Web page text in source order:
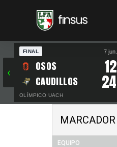
‹
FINAL 7 jun.
OSOS 12
CAUDILLOS 24
OLÍMPICO UACH
MARCADOR
EQUIPO